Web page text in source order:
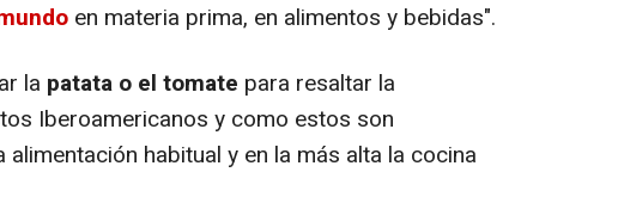
en materia prima, en alimentos y bebidas".
la patata o el tomate para resaltar la
Iberoamericanos y como estos son
habitual y en la más alta la cocina